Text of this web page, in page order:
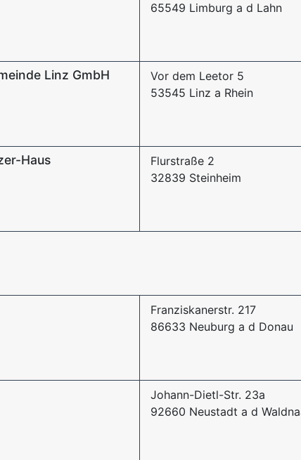
65549 Limburg a d Lahn
Linz GmbH
Vor dem Leetor 5
53545 Linz a Rhein
Haus
Flurstraße 2
32839 Steinheim
Franziskanerstr. 217
86633 Neuburg a d Donau
Johann-Dietl-Str. 23a
92660 Neustadt a d